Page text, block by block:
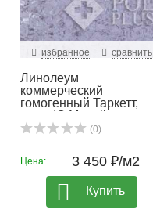
избранное сравнить
Линолеум
коммерческий
гомогенный Таркетт,
колл. IQ Megali...
(0)
Цена: 3 450 ₽/м2
Купить